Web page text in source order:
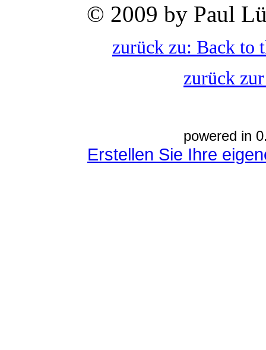
© 2009 by Paul
zurück zu: Back to
zurück
powered in
Erstellen Sie Ihre